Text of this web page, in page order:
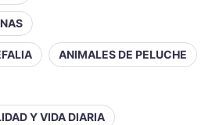
ANIMALES DE PELUCHE
Y VIDA DIARIA